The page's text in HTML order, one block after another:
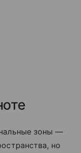
зоны —
но